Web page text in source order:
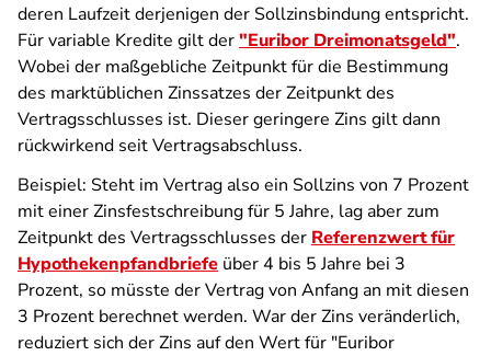
deren Laufzeit derjenigen der Sollzinsbindung entspricht.
Für variable Kredite gilt der"Euribor Dreimonatsgeld".
Wobei der maßgebliche Zeitpunkt für die Bestimmung
des marktüblichen Zinssatzes der Zeitpunkt des
Vertragsschlusses ist. Dieser geringere Zins gilt dann
rückwirkend seit Vertragsabschluss.
Beispiel: Steht im Vertrag also ein Sollzins von 7 Prozent
mit einer Zinsfestschreibung für 5 Jahre, lag aber zum
Zeitpunkt des Vertragsschlusses der Referenzwert für
Hypothekenpfandbriefe über 4 bis 5 Jahre bei 3
Prozent, so müsste der Vertrag von Anfang an mit diesen
3 Prozent berechnet werden. War der Zins veränderlich,
reduziert sich der Zins auf den Wert für "Euribor